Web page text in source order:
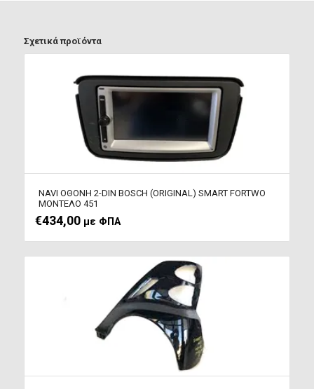
Σχετικά προϊόντα
NAVI ΟΘΟΝΗ 2-DIN BOSCH (ORIGINAL) SMART FORTWO
ΜΟΝΤΕΛΟ 451
€434,00 με ΦΠΑ